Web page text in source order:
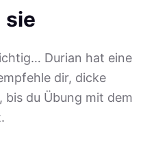
sie
Durian hat eine
dir, dicke
bis du Übung mit dem